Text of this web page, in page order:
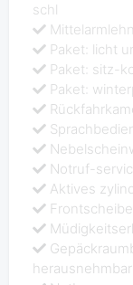
schl
Paket: licht
Paket: sitz-
Paket:
Notruf-
Aktives
herausnehmbar